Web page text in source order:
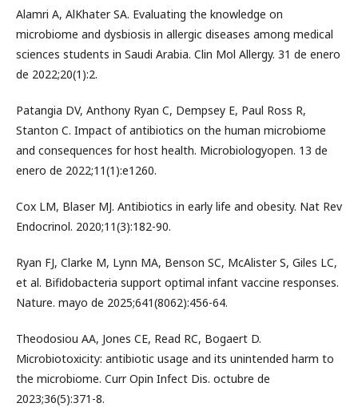
Alamri A, AlKhater SA. Evaluating the knowledge on
microbiome and dysbiosis in allergic diseases among medical
sciences students in Saudi Arabia. Clin Mol Allergy. 31 de enero
de 2022;20(1):2.
Patangia DV, Anthony Ryan C, Dempsey E, Paul Ross R,
Stanton C. Impact of antibiotics on the human microbiome
and consequences for host health. Microbiologyopen. 13 de
enero de 2022;11(1):e1260.
Cox LM, Blaser MJ. Antibiotics in early life and obesity. Nat Rev
Endocrinol. 2020;11(3):182-90.
Ryan FJ, Clarke M, Lynn MA, Benson SC, McAlister S, Giles LC,
et al. Bifidobacteria support optimal infant vaccine responses.
Nature. mayo de 2025;641(8062):456-64.
Theodosiou AA, Jones CE, Read RC, Bogaert D.
Microbiotoxicity: antibiotic usage and its unintended harm to
the microbiome. Curr Opin Infect Dis. octubre de
2023;36(5):371-8.